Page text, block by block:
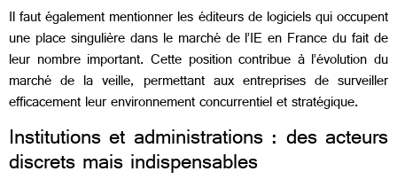
Il faut également mentionner les éditeurs de logiciels qui occupent
une place singulière dans le marché de l’IE en France du fait de
leur nombre important. Cette position contribue à l’évolution du
marché de la veille, permettant aux entreprises de surveiller
efficacement leur environnement concurrentiel et stratégique.
Institutions et administrations : des acteurs
discrets mais indispensables